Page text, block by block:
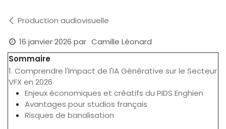
Production audiovisuelle
16 janvier 2026 par Camille Léonard
Sommaire
1. Comprendre l'Impact de l'IA Générative sur le Secteur
VFX en 2026
Enjeux économiques et créatifs du PIDS Enghien
Avantages pour studios français
Risques de banalisation